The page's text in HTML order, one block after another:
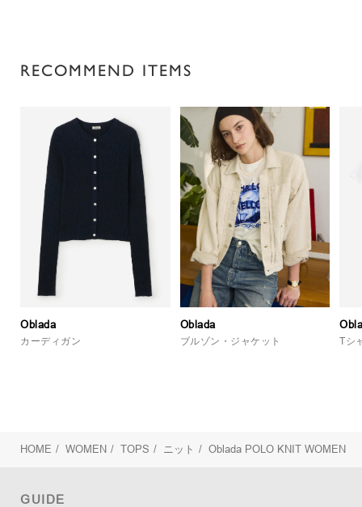
RECOMMEND ITEMS
Oblada
カーディガン
Oblada
ブルゾン・ジャケット Tシ
HOME / WOMEN / TOPS / ニット / Oblada POLO KNIT WOMEN
GUIDE